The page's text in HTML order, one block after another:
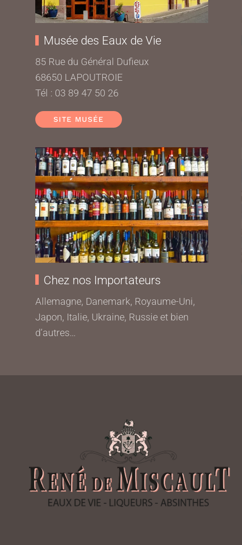
Musée des Eaux de Vie
85 Rue du Général Dufieux
68650 LAPOUTROIE
Tél : 03 89 47 50 26
SITE MUSÉE
Chez nos Importateurs
Allemagne, Danemark, Royaume-Uni,
Japon, Italie, Ukraine, Russie et bien
d’autres…